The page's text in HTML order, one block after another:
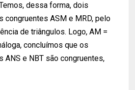
dessa forma, dois
congruentes ASM e MRD, pelo
de triângulos. Logo, AM =
concluímos que os
ANS e NBT são congruentes,